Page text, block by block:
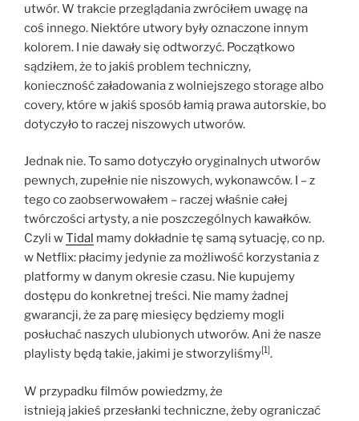
utwór. W trakcie przeglądania zwróciłem uwagę na
coś innego. Niektóre utwory były oznaczone innym
kolorem. I nie dawały się odtworzyć. Początkowo
sądziłem, że to jakiś problem techniczny,
konieczność załadowania z wolniejszego storage albo
covery, które w jakiś sposób łamią prawa autorskie, bo
dotyczyło to raczej niszowych utworów.
Jednak nie. To samo dotyczyło oryginalnych utworów
pewnych, zupełnie nie niszowych, wykonawców. I – z
tego co zaobserwowałem – raczej właśnie całej
twórczości artysty, a nie poszczególnych kawałków.
Czyli wTidal mamy dokładnie tę samą sytuację, co np.
w Netflix: płacimy jedynie za możliwość korzystania z
platformy w danym okresie czasu. Nie kupujemy
dostępu do konkretnej treści. Nie mamy żadnej
gwarancji, że za parę miesięcy będziemy mogli
posłuchać naszych ulubionych utworów. Ani że nasze
playlisty będą takie, jakimi je stworzyliśmy[1].
W przypadku filmów powiedzmy, że
istnieją jakieś przesłanki techniczne, żeby ograniczać